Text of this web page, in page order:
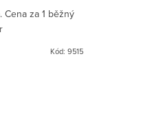
Cena za 1 běžný
Kód: 9515